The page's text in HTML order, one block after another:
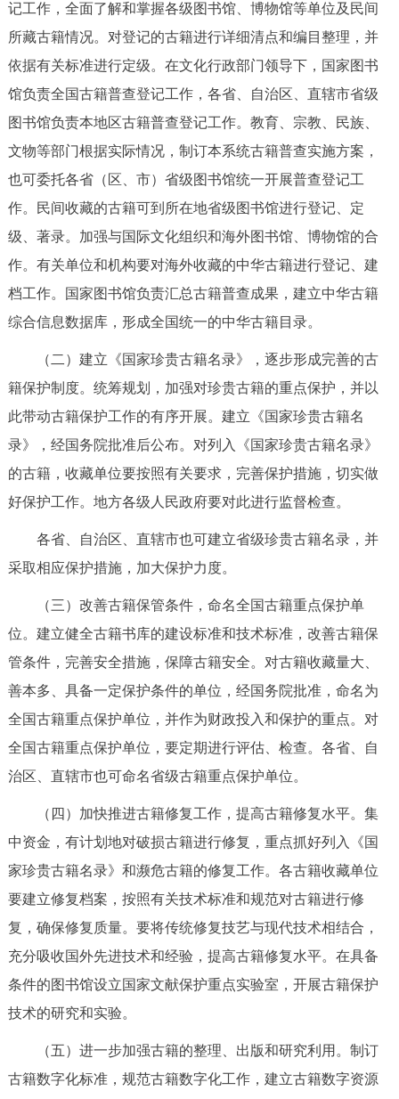
记工作，全面了解和掌握各级图书馆、博物馆等单位及民间
所藏古籍情况。对登记的古籍进行详细清点和编目整理，并
依据有关标准进行定级。在文化行政部门领导下，国家图书
馆负责全国古籍普查登记工作，各省、自治区、直辖市省级
图书馆负责本地区古籍普查登记工作。教育、宗教、民族、
文物等部门根据实际情况，制订本系统古籍普查实施方案，
也可委托各省（区、市）省级图书馆统一开展普查登记工
作。民间收藏的古籍可到所在地省级图书馆进行登记、定
级、著录。加强与国际文化组织和海外图书馆、博物馆的合
作。有关单位和机构要对海外收藏的中华古籍进行登记、建
档工作。国家图书馆负责汇总古籍普查成果，建立中华古籍
综合信息数据库，形成全国统一的中华古籍目录。
（二）建立《国家珍贵古籍名录》，逐步形成完善的古
籍保护制度。统筹规划，加强对珍贵古籍的重点保护，并以
此带动古籍保护工作的有序开展。建立《国家珍贵古籍名
录》，经国务院批准后公布。对列入《国家珍贵古籍名录》
的古籍，收藏单位要按照有关要求，完善保护措施，切实做
好保护工作。地方各级人民政府要对此进行监督检查。
各省、自治区、直辖市也可建立省级珍贵古籍名录，并
采取相应保护措施，加大保护力度。
（三）改善古籍保管条件，命名全国古籍重点保护单
位。建立健全古籍书库的建设标准和技术标准，改善古籍保
管条件，完善安全措施，保障古籍安全。对古籍收藏量大、
善本多、具备一定保护条件的单位，经国务院批准，命名为
全国古籍重点保护单位，并作为财政投入和保护的重点。对
全国古籍重点保护单位，要定期进行评估、检查。各省、自
治区、直辖市也可命名省级古籍重点保护单位。
（四）加快推进古籍修复工作，提高古籍修复水平。集
中资金，有计划地对破损古籍进行修复，重点抓好列入《国
家珍贵古籍名录》和濒危古籍的修复工作。各古籍收藏单位
要建立修复档案，按照有关技术标准和规范对古籍进行修
复，确保修复质量。要将传统修复技艺与现代技术相结合，
充分吸收国外先进技术和经验，提高古籍修复水平。在具备
条件的图书馆设立国家文献保护重点实验室，开展古籍保护
技术的研究和实验。
（五）进一步加强古籍的整理、出版和研究利用。制订
古籍数字化标准，规范古籍数字化工作，建立古籍数字资源